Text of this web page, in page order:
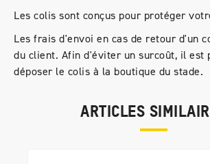
Les colis sont conçus pour protéger
Les frais d'envoi en cas de retour d'un
du client. Afin d'éviter un surcoût, il est
déposer le colis à la boutique du stade.
ARTICLES